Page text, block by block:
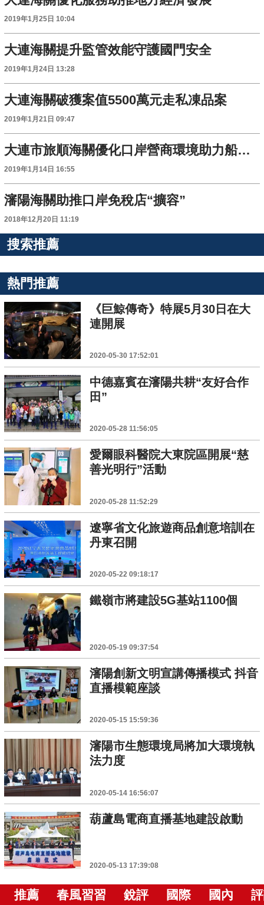
2019年1月25日 10:04
大連海關提升監管效能守護國門安全
2019年1月24日 13:28
大連海關破獲案值5500萬元走私凍品案
2019年1月21日 09:47
大連市旅順海關優化口岸營商環境助力船舶製造企業新發展
2019年1月14日 16:55
瀋陽海關助推口岸免稅店“擴容”
2018年12月20日 11:19
搜索推薦
熱門推薦
《巨鯨傳奇》特展5月30日在大
連開展
2020-05-30 17:52:01
中德嘉賓在瀋陽共耕“友好合作
田”
2020-05-28 11:56:05
愛爾眼科醫院大東院區開展“慈
善光明行”活動
2020-05-28 11:52:29
遼寧省文化旅遊商品創意培訓在
丹東召開
2020-05-22 09:18:17
鐵嶺市將建設5G基站1100個
2020-05-19 09:37:54
瀋陽創新文明宣講傳播模式 抖音
直播模範座談
2020-05-15 15:59:36
瀋陽市生態環境局將加大環境執
法力度
2020-05-14 16:56:07
葫蘆島電商直播基地建設啟動
2020-05-13 17:39:08
推薦 春風習習 銳評 國際 國內